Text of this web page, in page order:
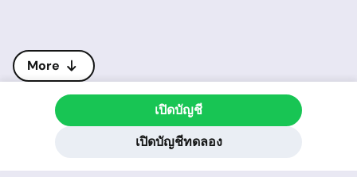
More
เปิดบัญชี
เปิดบัญชีทดลอง